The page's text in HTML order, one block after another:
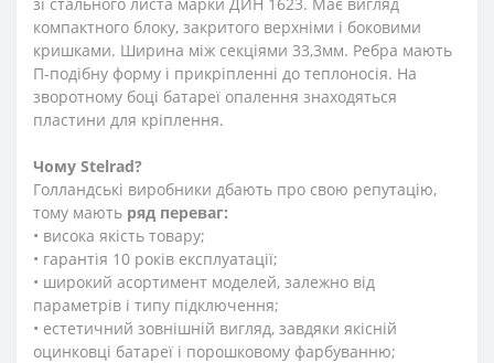
компактного блоку, закритого верхніми і боковими
кришками. Ширина між секціями 33,3мм. Ребра мають
П-подібну форму і прикріпленні до теплоносія. На
зворотному боці батареї опалення знаходяться
пластини для кріплення.
Чому Stelrad?
Голландські виробники дбають про свою репутацію,
тому мають ряд переваг:
• висока якість товару;
• гарантія 10 років експлуатації;
• широкий асортимент моделей, залежно від
параметрів і типу підключення;
• естетичний зовнішній вигляд, завдяки якісній
оцинковці батареї і порошковому фарбуванню;